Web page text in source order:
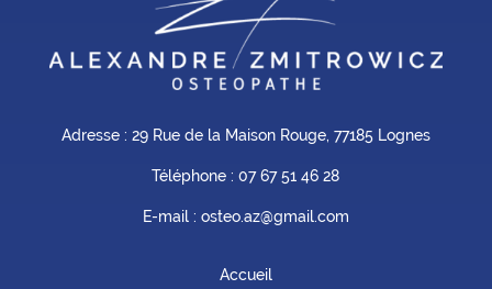
Adresse : 29 Rue de la Maison Rouge, 77185 Lognes
Téléphone :07 67 51 46 28
E-mail : osteo.az@gmail.com
Accueil